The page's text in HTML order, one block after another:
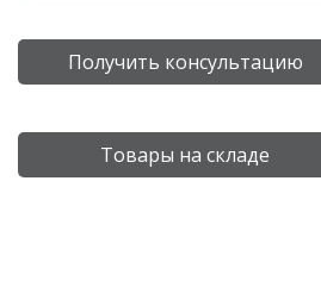
Получить консультацию
Товары на складе